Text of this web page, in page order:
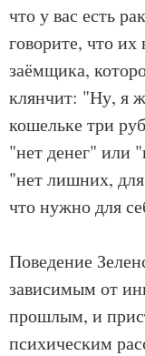
что у вас есть
говорите, что
заёмщика,
клянчит: "Ну, я
кошельке три
"нет денег" или
"нет лишних, для
что нужно для
Поведение
зависимым от
прошлым, и
психическим